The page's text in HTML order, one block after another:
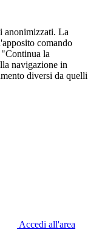
anonimizzati. La
comando
la
navigazione in
diversi da quelli
Accedi all'area